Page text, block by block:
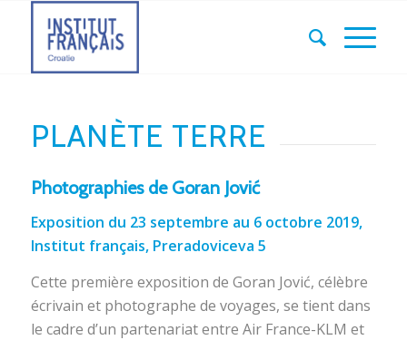
PLANÈTE TERRE
Photographies de Goran Jović
Exposition du 23 septembre au 6 octobre 2019,
Institut français, Preradoviceva 5
Cette première exposition de Goran Jović, célèbre
écrivain et photographe de voyages, se tient dans
le cadre d’un partenariat entre Air France-KLM et